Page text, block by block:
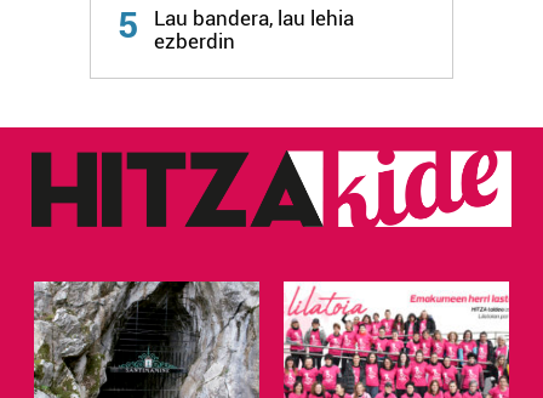
fitxategiak erabiltzen ditu. Zure esperientzia eta
zerbitzuak hobetzeko asmoz, cookie teknologiaz
baliatzen gara. Ohar hau onartuz gero, teknologia hori
5
Lau bandera, lau lehia
ezberdin